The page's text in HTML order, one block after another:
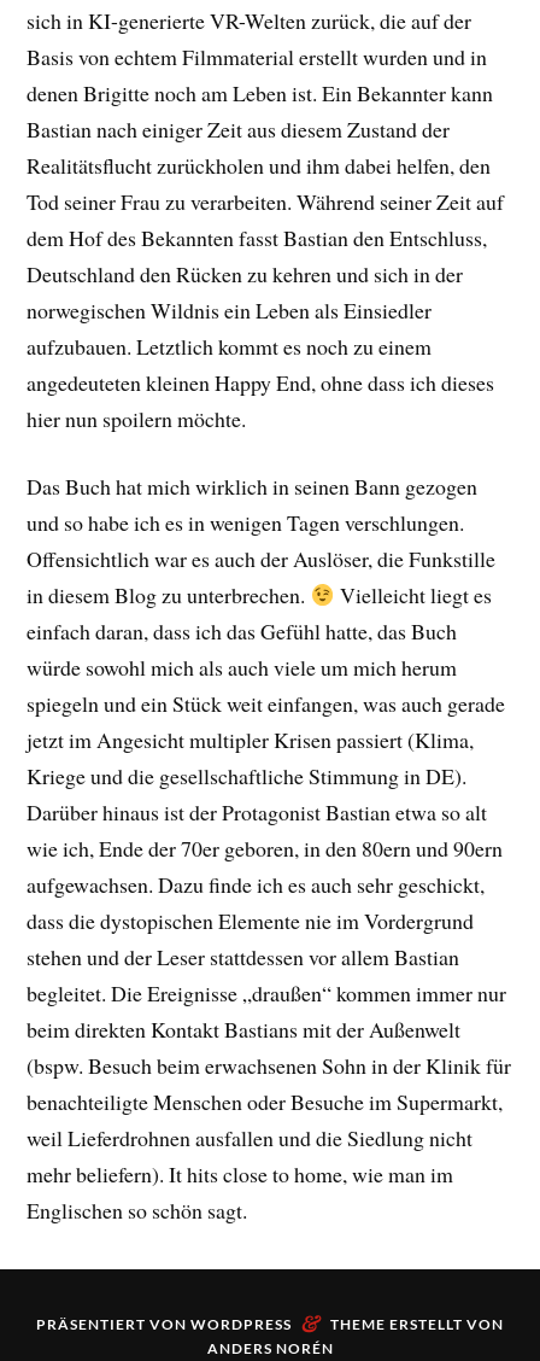
sich in KI-generierte VR-Welten zurück, die auf der
Basis von echtem Filmmaterial erstellt wurden und in
denen Brigitte noch am Leben ist. Ein Bekannter kann
Bastian nach einiger Zeit aus diesem Zustand der
Realitätsflucht zurückholen und ihm dabei helfen, den
Tod seiner Frau zu verarbeiten. Während seiner Zeit auf
dem Hof des Bekannten fasst Bastian den Entschluss,
Deutschland den Rücken zu kehren und sich in der
norwegischen Wildnis ein Leben als Einsiedler
aufzubauen. Letztlich kommt es noch zu einem
angedeuteten kleinen Happy End, ohne dass ich dieses
hier nun spoilern möchte.
Das Buch hat mich wirklich in seinen Bann gezogen
und so habe ich es in wenigen Tagen verschlungen.
Offensichtlich war es auch der Auslöser, die Funkstille
in diesem Blog zu unterbrechen.
Vielleicht liegt es
einfach daran, dass ich das Gefühl hatte, das Buch
würde sowohl mich als auch viele um mich herum
spiegeln und ein Stück weit einfangen, was auch gerade
jetzt im Angesicht multipler Krisen passiert (Klima,
Kriege und die gesellschaftliche Stimmung in DE).
Darüber hinaus ist der Protagonist Bastian etwa so alt
wie ich, Ende der 70er geboren, in den 80ern und 90ern
aufgewachsen. Dazu finde ich es auch sehr geschickt,
dass die dystopischen Elemente nie im Vordergrund
stehen und der Leser stattdessen vor allem Bastian
begleitet. Die Ereignisse „draußen“ kommen immer nur
beim direkten Kontakt Bastians mit der Außenwelt
(bspw. Besuch beim erwachsenen Sohn in der Klinik für
benachteiligte Menschen oder Besuche im Supermarkt,
weil Lieferdrohnen ausfallen und die Siedlung nicht
mehr beliefern). It hits close to home, wie man im
Englischen so schön sagt.
PRÄSENTIERT VON WORDPRESS & THEME ERSTELLT VON
ANDERS NORÉN